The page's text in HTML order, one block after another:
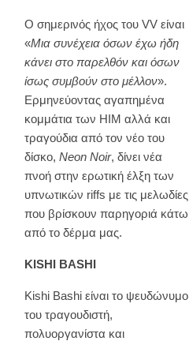
Ο σημερινός ήχος του VV είναι
«Μια συνέχεια όσων έχω ήδη
κάνει στο παρελθόν και όσων
ίσως συμβούν στο μέλλον».
Ερμηνεύοντας αγαπημένα
κομμάτια των HIM αλλά και
τραγούδια από τον νέο του
δίσκο, Neon Noir, δίνει νέα
πνοή στην ερωτική έλξη των
υπνωτικών riffs με τις μελωδίες
που βρίσκουν παρηγοριά κάτω
από το δέρμα μας.
KISHI BASHI
Kishi Bashi είναι το ψευδώνυμο
του τραγουδιστή,
πολυοργανίστα και